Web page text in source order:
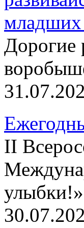
младших
Дорогие
II